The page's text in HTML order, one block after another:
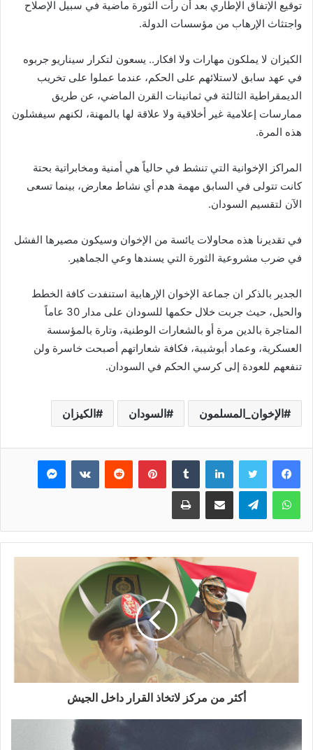
توقيع الإتفاق الإطاري بعد أن رأت الثورة ماضية في سبيل الإصلاح
واجتثاث الإرهاب من مؤسسات الدولة.
الكيزان لا يملكون مهارات ولا افكار.. يسعون لتكرار سيناريو جربوه
في عهد سابق لاستلائهم على الحكم، عندما عملوا على تخريب
الديمقراطية الثالثة في ثمانينات القرن الماضي، عن طريق
ممارسات إعلامية غير أخلاقية ولا علاقة لها بالمهنة، لكنهم سيفشلون
هذه المرة.
المراكز الإخوانية التي تنشط في حالياً هي أمنية ومخابراتية بحتة
كانت تتولى في السابق مهمة هدم أي نشاط معارض، بينما تسعى
الآن لتقسيم السودان.
في تقديرنا هذه محاولات يائسة من الإخوان وسيكون مصيرها الفشل
في ضرب مشروعية الثورة التي يسندها وعي الجماهير.
الجدير بالذكر ان جماعة الإخوان الإرهابية استنفدت كافة الخطط
والحيل، حيث جربت خلال حكمها للسودان على مدار 30 عاماً
المتاجرة بالدين مرة أو بالشعارات الوطنية، وتارة بالمؤسسة
العسكرية، وعماد أبوشيبة، فكافة شعاراتهم أصبحت خاسرة ولن
تنفعهم للعودة إلى كرسي الحكم في السودان.
الإخوان_المسلمون السودان الكيزان
فيسبوك تويتر لينكدإن بينتيريست ماسنجر
واتساب تيلقرام مشاركة عبر البريد طباعة
أكثر من مركز لاتخاذ القرار داخل الجيش